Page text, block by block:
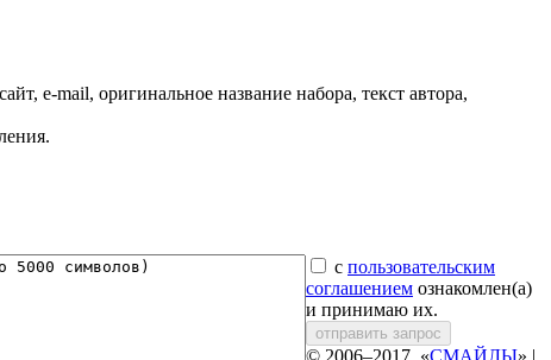
e-mail, оригинальное название набора, текст автора,
с пользовательским
соглашением ознакомлен(а)
и принимаю их.
отправить запрос
© 2006–2017, «СМАЙЛЫ» |